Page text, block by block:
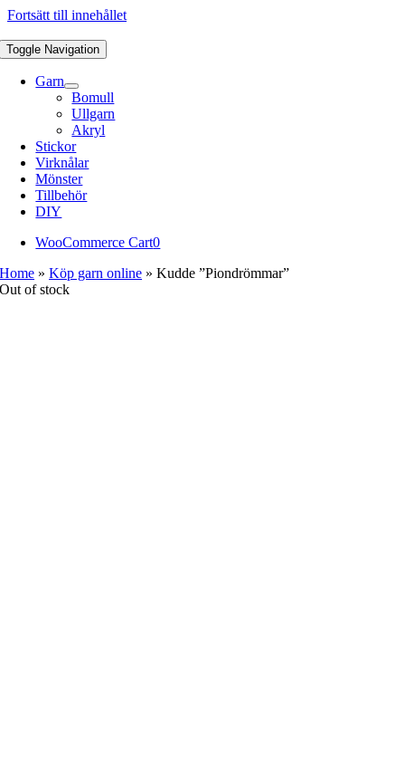
Fortsätt till innehållet
Toggle Navigation
Garn
Bomull
Ullgarn
Akryl
Stickor
Virknålar
Mönster
Tillbehör
DIY
WooCommerce Cart0
Home »Köp garn online »Kudde ”Piondrömmar”
Out of stock